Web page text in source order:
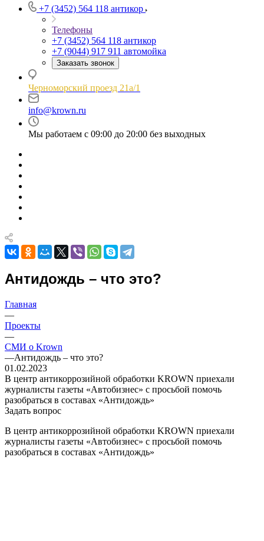
+7 (3452) 564 118 антикор
Телефоны
+7 (3452) 564 118 антикор
+7 (9044) 917 911 автомойка
Заказать звонок
Черноморский проезд 21а/1
info@krown.ru
Мы работаем с 09:00 до 20:00 без выходных
Антидождь – что это?
Главная
—
Проекты
—
СМИ о Krown
—Антидождь – что это?
01.02.2023
В центр антикоррозийной обработки KROWN приехали
журналисты газеты «Автобизнес» с просьбой помочь
разобраться в составах «Антидождь»
Задать вопрос
В центр антикоррозийной обработки KROWN приехали
журналисты газеты «Автобизнес» с просьбой помочь
разобраться в составах «Антидождь»